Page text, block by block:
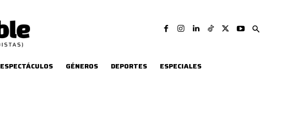
ESPECTÁCULOS GÉNEROS DEPORTES ESPECIALES